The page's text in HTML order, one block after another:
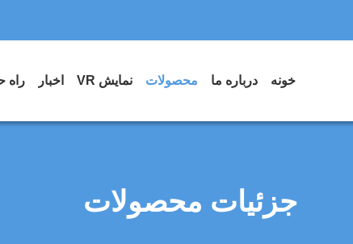
خونه درباره ما محصولات نمایش VR اخبار راه
جزئیات محصولات